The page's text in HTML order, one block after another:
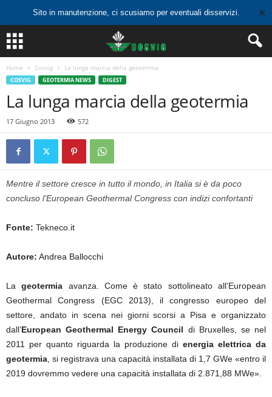
Sito in manutenzione, ci scusiamo per eventuali disservizi. ✕
Home Cosvig La lunga marcia della geotermia
COSVIG GEOTERMIA NEWS DIGEST
La lunga marcia della geotermia
17 Giugno 2013 572
Mentre il settore cresce in tutto il mondo, in Italia si è da poco
concluso l’European Geothermal Congress con indizi confortanti
Fonte: Tekneco.it
Autore: Andrea Ballocchi
Lageotermia avanza. Come è stato sottolineato all’European
Geothermal Congress (EGC 2013), il congresso europeo del
settore, andato in scena nei giorni scorsi a Pisa e organizzato
dall’European Geothermal Energy Council di Bruxelles, se nel
2011 per quanto riguarda la produzione di energia elettrica da
geotermia , si registrava una capacità installata di 1,7 GWe «entro il
2019 dovremmo vedere una capacità installata di 2.871,88 MWe».